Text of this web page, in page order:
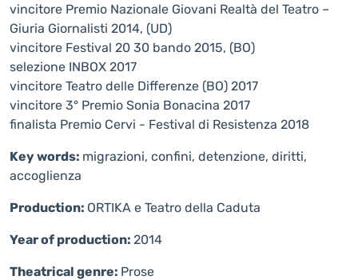
vincitore Premio Nazionale Giovani Realtà del Teatro –
Giuria Giornalisti 2014, (UD)
vincitore Festival 20 30 bando 2015, (BO)
selezione INBOX 2017
vincitore Teatro delle Differenze (BO) 2017
vincitore 3° Premio Sonia Bonacina 2017
finalista Premio Cervi - Festival di Resistenza 2018
Key words: migrazioni, confini, detenzione, diritti,
accoglienza
Production: ORTIKA e Teatro della Caduta
Year of production: 2014
Theatrical genre: Prose